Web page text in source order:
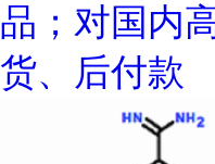
品；对国内
货、后付款